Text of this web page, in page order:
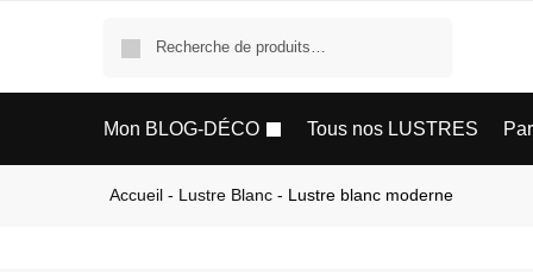
Mon BLOG-DÉCO Tous nos LUSTRES
Accueil - Lustre Blanc - Lustre blanc moderne